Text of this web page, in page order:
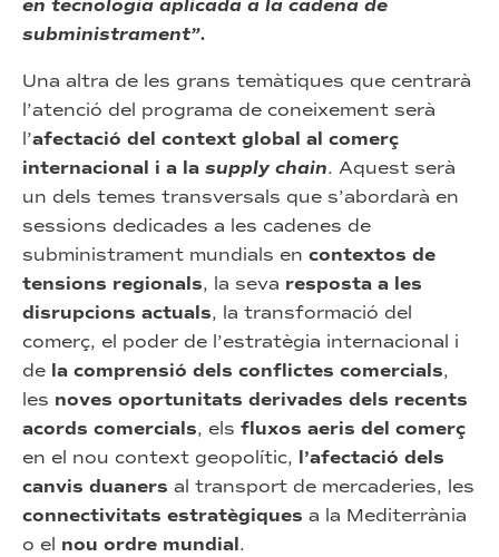
en tecnologia aplicada a la cadena de
subministrament”.
Una altra de les grans temàtiques que centrarà
l’atenció del programa de coneixement serà
l’afectació del context global al comerç
internacional i a la supply chain. Aquest serà
un dels temes transversals que s’abordarà en
sessions dedicades a les cadenes de
subministrament mundials en contextos de
tensions regionals, la seva resposta a les
disrupcions actuals, la transformació del
comerç, el poder de l’estratègia internacional i
de la comprensió dels conflictes comercials,
les noves oportunitats derivades dels recents
acords comercials, els fluxos aeris del comerç
en el nou context geopolític, l’afectació dels
canvis duaners al transport de mercaderies, les
connectivitats estratègiques a la Mediterrània
o el nou ordre mundial.